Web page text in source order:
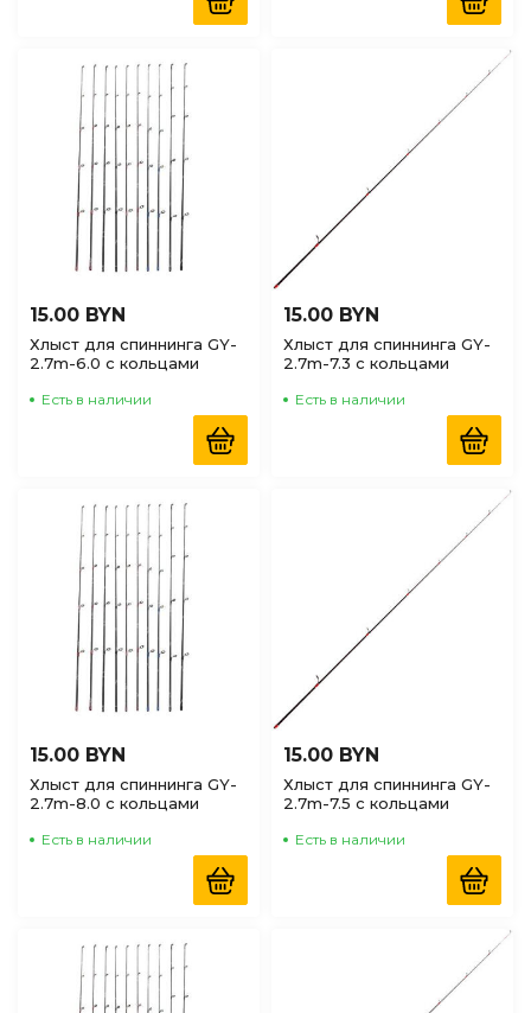
15.00 BYN
Хлыст для спиннинга GY-
2.7m-6.0 с кольцами
Есть в наличии
15.00 BYN
Хлыст для спиннинга GY-
2.7m-7.3 с кольцами
Есть в наличии
15.00 BYN
Хлыст для спиннинга GY-
2.7m-8.0 с кольцами
Есть в наличии
15.00 BYN
Хлыст для спиннинга GY-
2.7m-7.5 с кольцами
Есть в наличии